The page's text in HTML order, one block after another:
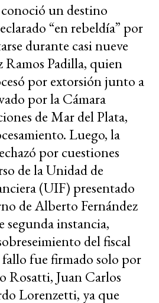
un destino
“en rebeldía” por
durante casi nueve
Ramos Padilla, quien
por extorsión junto a
por la Cámara
de Mar del Plata,
Luego, la
por cuestiones
de la Unidad de
(UIF) presentado
de Alberto Fernández
segunda instancia,
del fiscal
fue firmado solo por
Rosatti, Juan Carlos
Lorenzetti, ya que